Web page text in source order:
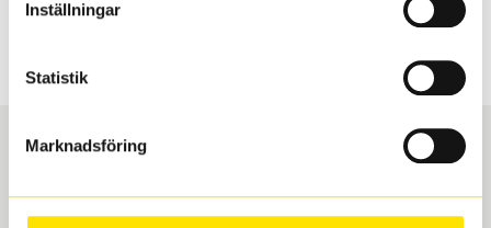
Inställningar
Statistik
Marknadsföring
Boka och hämta hos Däckspecialen